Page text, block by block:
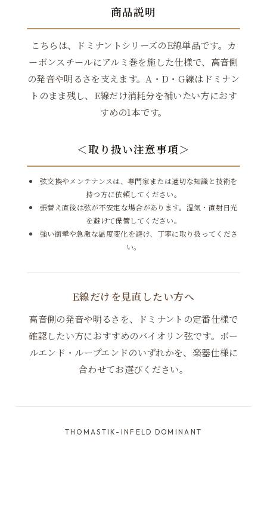
商品説明
こちらは、ドミナントシリーズのE線単品です。カ
ーボンスチールにアルミ巻を施した仕様で、高音側
の発音や明るさを支えます。A・D・G線はドミナン
トのまま残し、E線だけ消耗分を補いたい方におす
すめの1本です。
＜取り扱い注意事項＞
弦交換やメンテナンスは、専門家または適切な知識と技術を
持つ方に依頼してください。
張替え直後は弦が不安定な場合があります。湿気・直射日光
を避けて保管してください。
強い衝撃や急激な温度変化を避け、丁寧に取り扱ってくださ
い。
E線だけを見直したい方へ
高音側の発音や明るさを、ドミナントの定番仕様で
確認したい方におすすめのバイオリン弦です。ボー
ルエンド・ループエンドのいずれかを、楽器仕様に
合わせてお選びください。
THOMASTIK-INFELD DOMINANT
ボール
Mittel（標準)
Stark
1,617円(税込)
1,617円(税込)